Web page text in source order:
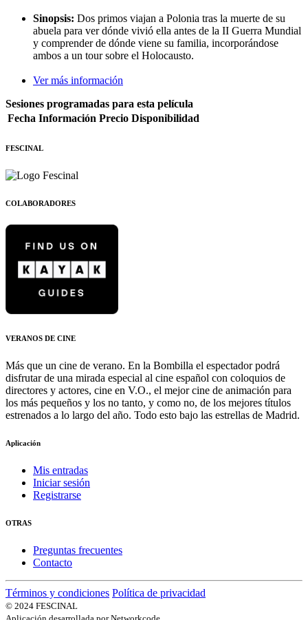
Sinopsis: Dos primos viajan a Polonia tras la muerte de su
abuela para ver dónde vivió ella antes de la II Guerra Mundial
y comprender de dónde viene su familia, incorporándose
ambos a un tour sobre el Holocausto.
Ver más información
Sesiones programadas para esta película
Fecha Información Precio Disponibilidad
FESCINAL
COLABORADORES
VERANOS DE CINE
Más que un cine de verano. En la Bombilla el espectador podrá
disfrutar de una mirada especial al cine español con coloquios de
directores y actores, cine en V.O., el mejor cine de animación para
los más pequeños y los no tanto, y como no, de los mejores títulos
estrenados a lo largo del año. Todo esto bajo las estrellas de Madrid.
Aplicación
Mis entradas
Iniciar sesión
Registrarse
OTRAS
Preguntas frecuentes
Contacto
Términos y condiciones Política de privacidad
© 2024 FESCINAL